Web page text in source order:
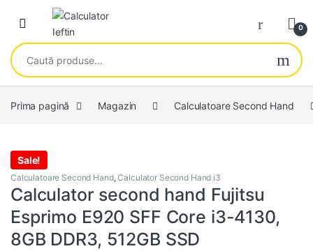
Skip to navigation
Skip to content
Open 0
Caută după:
Prima pagină Magazin Calculatoare Second Hand
Sale!
Calculatoare Second Hand,Calculator Second Hand i3
Calculator second hand Fujitsu
Esprimo E920 SFF Core i3-4130,
8GB DDR3, 512GB SSD